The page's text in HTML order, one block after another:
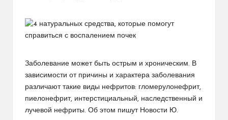
Заболевание может быть острым и хроническим. В
зависимости от причины и характера заболевания
различают такие виды нефритов: гломерулонефрит,
пиелонефрит, интерстициальный, наследственный и
лучевой нефриты. Об этом пишут Новости Ю.